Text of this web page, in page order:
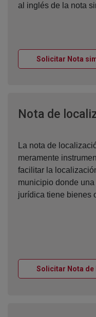
al inglés de la nota
Solicitar Nota
Nota de
La nota de
meramente
facilitar la
municipio donde
jurídica tiene bienes
Solicitar Nota